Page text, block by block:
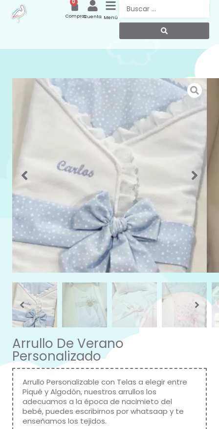
Menú
Cuenta
0
Compras
Arrullo De Verano
Personalizado
Arrullo Personalizable con Telas a elegir entre
Piqué y Algodón, nuestros arrullos los
adecuamos a la época de nacimieto del
bebé, puedes escribirnos por whatsaap y te
enseñamos los tejidos.